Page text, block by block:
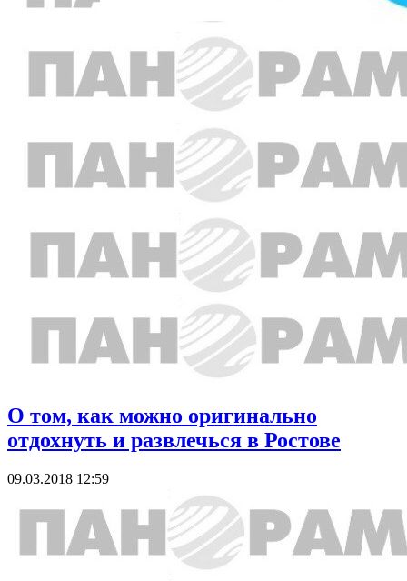
О том, как можно оригинально
отдохнуть и развлечься в Ростове
09.03.2018 12:59